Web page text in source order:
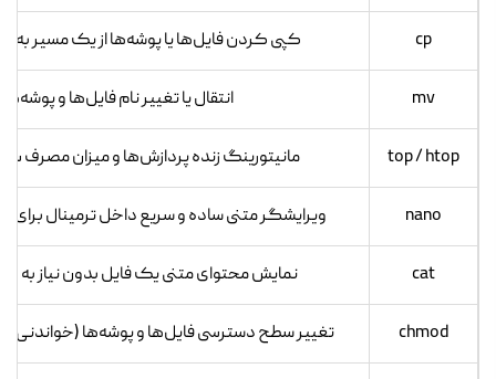
cp کپی کردن فایل‌ها یا پوشه‌ها از یک مسیر به
mv انتقال یا تغییر نام فایل‌ها و پوشه‌ها
top / htop مانیتورینگ زنده پردازش‌ها و میزان مصرف
nano ویرایشگر متنی ساده و سریع داخل ترمینال برای
cat نمایش محتوای متنی یک فایل بدون نیاز به
chmod تغییر سطح دسترسی فایل‌ها و پوشه‌ها (خواندنی،